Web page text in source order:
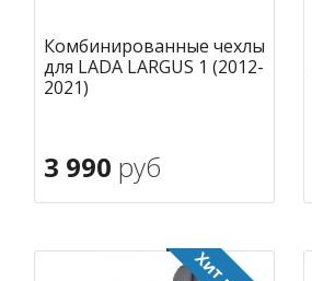
Комбинированные чехлы
для LADA LARGUS 1 (2012-
2021)
3 990 руб